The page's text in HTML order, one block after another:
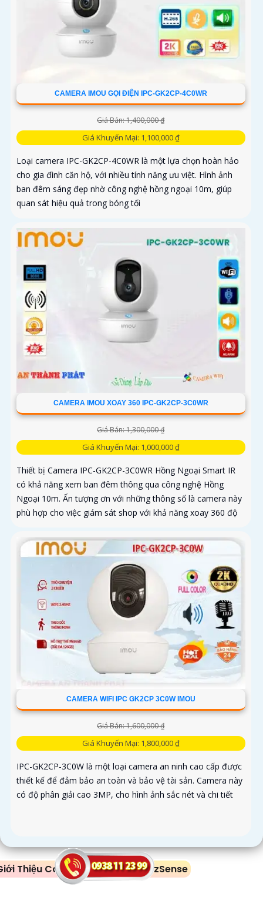
CAMERA IMOU GỌI ĐIỆN IPC-GK2CP-4C0WR
Giá Bán: 1,400,000 ₫
Giá Khuyến Mại: 1,100,000 ₫
Loại camera IPC-GK2CP-4C0WR là một lựa chọn hoàn hảo
cho gia đình căn hộ, với nhiều tính năng ưu việt. Hình ảnh
ban đêm sáng đẹp nhờ công nghệ hồng ngoại 10m, giúp
quan sát hiệu quả trong bóng tối
CAMERA IMOU XOAY 360 IPC-GK2CP-3C0WR
Giá Bán: 1,300,000 ₫
Giá Khuyến Mại: 1,000,000 ₫
Thiết bị Camera IPC-GK2CP-3C0WR Hồng Ngoại Smart IR
có khả năng xem ban đêm thông qua công nghệ Hồng
Ngoại 10m. Ấn tượng ơn với những thông số là camera này
phù hợp cho việc giám sát shop với khả năng xoay 360 độ
CAMERA WIFI IPC GK2CP 3C0W IMOU
Giá Bán: 1,600,000 ₫
Giá Khuyến Mại: 1,800,000 ₫
IPC-GK2CP-3C0W là một loại camera an ninh cao cấp được
thiết kế để đảm bảo an toàn và bảo vệ tài sản. Camera này
có độ phân giải cao 3MP, cho hình ảnh sắc nét và chi tiết
Thiệu Camera Công Nghệ WizSense